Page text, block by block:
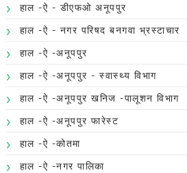
हाल -ऐ - डीएफओ अनूपपुर
हाल -ऐ - नगर परिषद बनगवा भ्रस्टाचार
हाल -ऐ -अनूपपुर
हाल -ऐ -अनूपपुर - स्वास्थ्य विभाग
हाल -ऐ -अनूपपुर खनिज -पालूशन विभाग
हाल -ऐ -अनूपपुर फारेस्ट
हाल -ऐ -कोतमा
हाल -ऐ -नगर पालिका